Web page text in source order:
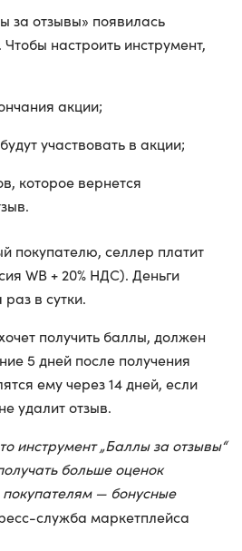
за отзывы» появилась
настроить инструмент,
акции;
участвовать в акции;
которое вернется
покупателю, селлер платит
WB + 20% НДС). Деньги
в сутки.
получить баллы, должен
5 дней после получения
ему через 14 дней, если
удалит отзыв.
инструмент „Баллы за отзывы“
больше оценок
— бонусные
служба маркетплейса